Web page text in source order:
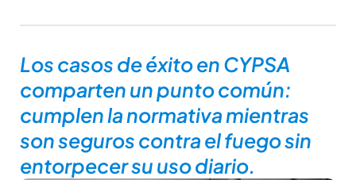
Los casos de éxito en CYPSA
comparten un punto común:
cumplen la normativa mientras
son seguros contra el fuego sin
entorpecer su uso diario.